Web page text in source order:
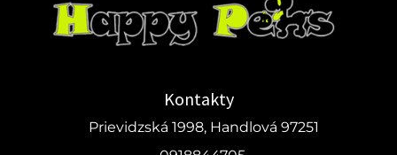
Kontakty
Prievidzská 1998, Handlová 97251